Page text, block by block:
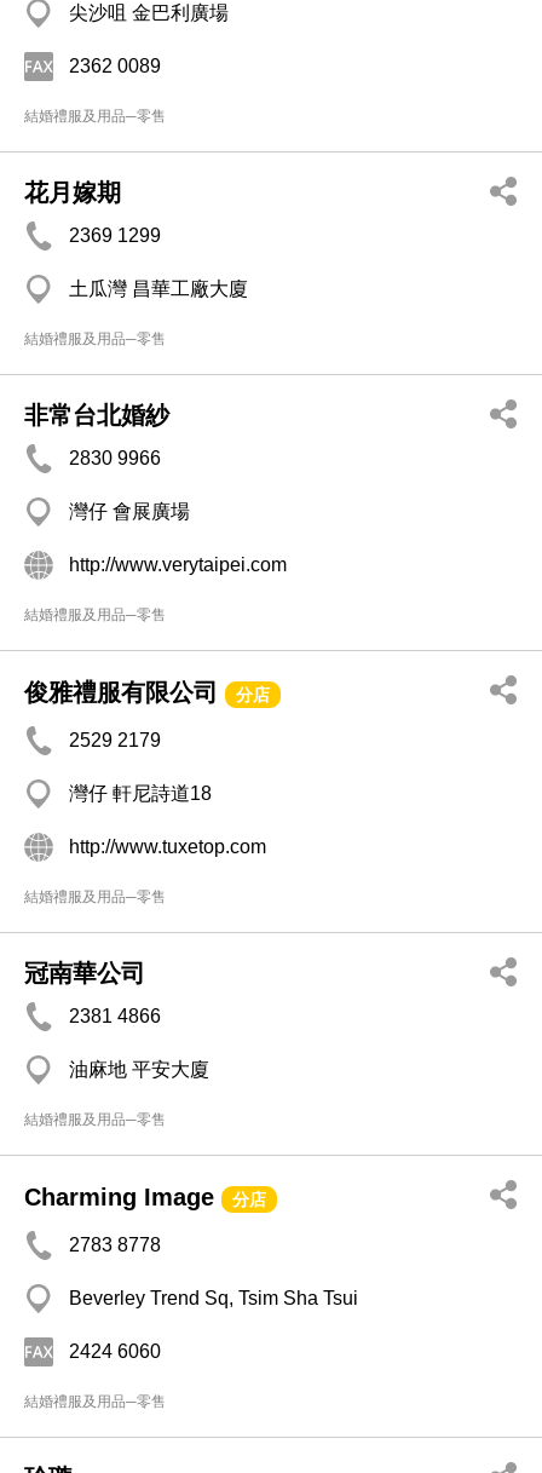
尖沙咀 金巴利廣場
2362 0089
結婚禮服及用品─零售
花月嫁期
2369 1299
土瓜灣 昌華工廠大廈
結婚禮服及用品─零售
非常台北婚紗
2830 9966
灣仔 會展廣場
http://www.verytaipei.com
結婚禮服及用品─零售
俊雅禮服有限公司 分店
2529 2179
灣仔 軒尼詩道18
http://www.tuxetop.com
結婚禮服及用品─零售
冠南華公司
2381 4866
油麻地 平安大廈
結婚禮服及用品─零售
Charming Image 分店
2783 8778
Beverley Trend Sq, Tsim Sha Tsui
2424 6060
結婚禮服及用品─零售